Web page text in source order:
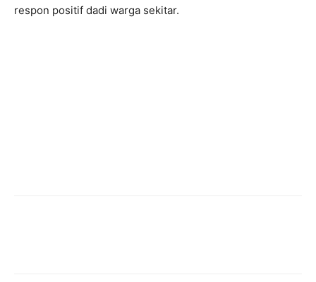
respon positif dadi warga sekitar.